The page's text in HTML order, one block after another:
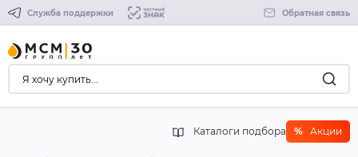
Служба поддержки Обратная связь
Каталоги подбора % Акции